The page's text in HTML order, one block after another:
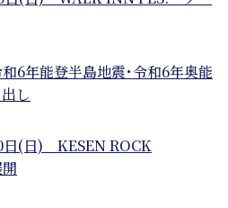
6年能登半島地震･令和6年奥能
し
日(日) KESEN ROCK